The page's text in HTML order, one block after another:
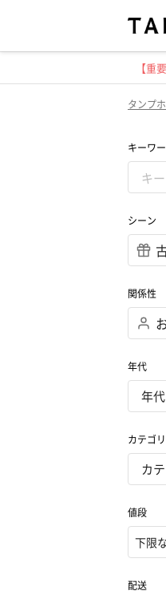
【重
タンプ
キーワ
シーン
関係性
年代
カテゴ
値段
配送